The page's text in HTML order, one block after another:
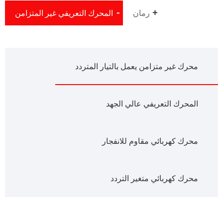
المحرك التعريفي غير المتزامن رمان
محرك غير متزامن يعمل بالتيار المتردد
المحرك التعريفي عالي الجهد
محرك كهربائي مقاوم للانفجار
محرك كهربائي متغير التردد